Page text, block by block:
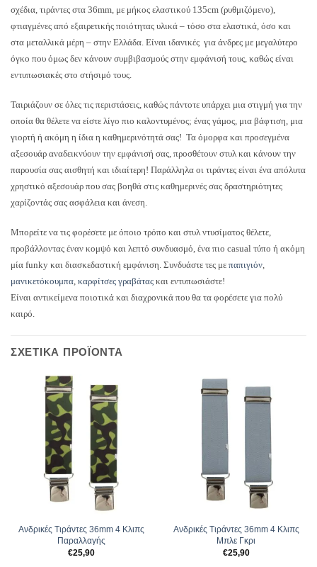
σχέδια, τιράντες στα 36mm, με μήκος ελαστικού 135cm (ρυθμιζόμενο),
φτιαγμένες από εξαιρετικής ποιότητας υλικά – τόσο στα ελαστικά, όσο και
στα μεταλλικά μέρη – στην Ελλάδα. Είναι ιδανικές για άνδρες με μεγαλύτερο
όγκο που όμως δεν κάνουν συμβιβασμούς στην εμφάνισή τους, καθώς είναι
εντυπωσιακές στο στήσιμό τους.
Ταιριάζουν σε όλες τις περιστάσεις, καθώς πάντοτε υπάρχει μια στιγμή για την
οποία θα θέλετε να είστε λίγο πιο καλοντυμένος; ένας γάμος, μια βάφτιση, μια
γιορτή ή ακόμη η ίδια η καθημερινότητά σας! Τα όμορφα και προσεγμένα
αξεσουάρ αναδεικνύουν την εμφάνισή σας, προσθέτουν στυλ και κάνουν την
παρουσία σας αισθητή και ιδιαίτερη! Παράλληλα οι τιράντες είναι ένα απόλυτα
χρηστικό αξεσουάρ που σας βοηθά στις καθημερινές σας δραστηριότητες
χαρίζοντάς σας ασφάλεια και άνεση.
Μπορείτε να τις φορέσετε με όποιο τρόπο και στυλ ντυσίματος θέλετε,
προβάλλοντας έναν κομψό και λεπτό συνδυασμό, ένα πιο casual τύπο ή ακόμη
μία funky και διασκεδαστική εμφάνιση. Συνδυάστε τες με παπιγιόν
μανικετόκουμπα καρφίτσες γραβάτας και εντυπωσιάστε!
Είναι αντικείμενα ποιοτικά και διαχρονικά που θα τα φορέσετε για πολύ
καιρό.
ΣΧΕΤΙΚΆ ΠΡΟΪΌΝΤΑ
Ανδρικές Tιράντες 36mm 4 Κλιπς
Παραλλαγής
€25,90
Ανδρικές Tιράντες 36mm 4 Κλιπς
Μπλε Γκρι
€25,90